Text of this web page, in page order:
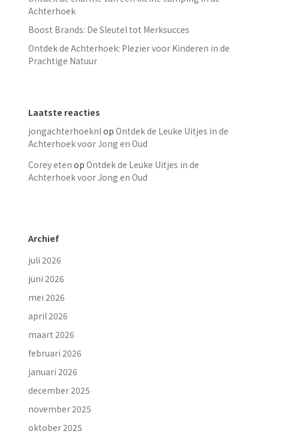
Achterhoek
Boost Brands: De Sleutel tot Merksucces
Ontdek de Achterhoek: Plezier voor Kinderen in de
Prachtige Natuur
Laatste reacties
jongachterhoeknlop Ontdek de Leuke Uitjes in de
Achterhoek voor Jong en Oud
Corey eten op Ontdek de Leuke Uitjes in de
Achterhoek voor Jong en Oud
Archief
juli 2026
juni 2026
mei 2026
april 2026
maart 2026
februari 2026
januari 2026
december 2025
november 2025
oktober 2025